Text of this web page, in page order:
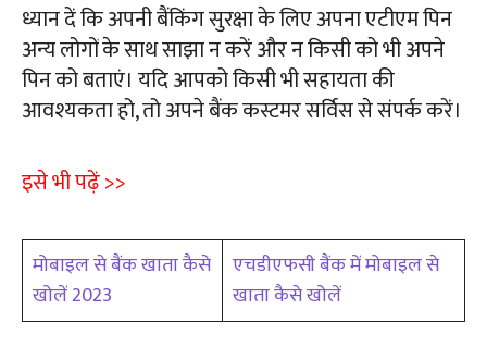
ध्यान दें कि अपनी बैंकिंग सुरक्षा के लिए अपना एटीएम पिन
अन्य लोगों के साथ साझा न करें और न किसी को भी अपने
पिन को बताएं। यदि आपको किसी भी सहायता की
आवश्यकता हो, तो अपने बैंक कस्टमर सर्विस से संपर्क करें।
इसे भी पढ़ें >>
मोबाइल से बैंक खाता कैसे
खोलें 2023
एचडीएफसी बैंक में मोबाइल से
खाता कैसे खोलें